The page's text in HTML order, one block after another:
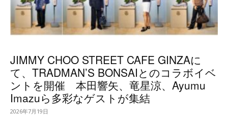
JIMMY CHOO STREET CAFE GINZAに
て、TRADMAN’S BONSAIとのコラボイベ
ントを開催 本田響矢、竜星涼、Ayumu
Imazuら多彩なゲストが集結
2026年7月19日